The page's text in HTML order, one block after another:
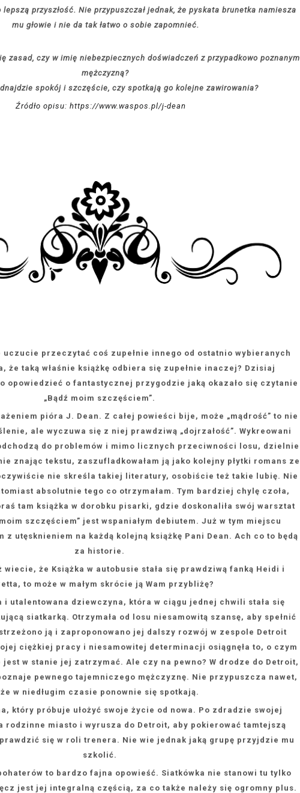
przyszłość. Nie przypuszczał jednak, że pyskata brunetka namiesza
mu głowie i nie da tak łatwo o sobie zapomnieć.
zasad, czy w imię niebezpiecznych doświadczeń z przypadkowo poznanym
mężczyzną?
spokój i szczęście, czy spotkają go kolejne zawirowania?
Źródło opisu: https://www.waspos.pl/j-dean
przeczytać coś zupełnie innego od ostatnio wybieranych
że taką właśnie książkę odbiera się zupełnie inaczej? Dzisiaj
opowiedzieć o fantastycznej przygodzie jaką okazało się czytanie
„Bądź moim szczęściem”.
pióra J. Dean. Z całej powieści bije, może „mądrość” to nie
ale wyczuwa się z niej prawdziwą „dojrzałość”. Wykreowani
do problemów i mimo licznych przeciwności losu, dzielnie
znając tekstu, zaszufladkowałam ją jako kolejny płytki romans ze
nie skreśla takiej literatury, osobiście też takie lubię. Nie
absolutnie tego co otrzymałam. Tym bardziej chylę czoła,
tam książka w dorobku pisarki, gdzie doskonaliła swój warsztat
szczęściem” jest wspaniałym debiutem. Już w tym miejscu
z utęsknieniem na każdą kolejną książkę Pani Dean. Ach co to będą
za historie.
wiecie, że Książka w autobusie stała się prawdziwą fanką Heidi i
to może w małym skrócie ją Wam przybliżę?
i utalentowana dziewczyna, która w ciągu jednej chwili stała się
siatkarką. Otrzymała od losu niesamowitą szansę, aby spełnić
ją i zaproponowano jej dalszy rozwój w zespole Detroit
ciężkiej pracy i niesamowitej determinacji osiągnęła to, o czym
jest w stanie jej zatrzymać. Ale czy na pewno? W drodze do Detroit,
pewnego tajemniczego mężczyznę. Nie przypuszcza nawet,
że w niedługim czasie ponownie się spotkają.
który próbuje ułożyć swoje życie od nowa. Po zdradzie swojej
rodzinne miasto i wyrusza do Detroit, aby pokierować tamtejszą
się w roli trenera. Nie wie jednak jaką grupę przyjdzie mu
szkolić.
to bardzo fajna opowieść. Siatkówka nie stanowi tu tylko
jest jej integralną częścią, za co także należy się ogromny plus.